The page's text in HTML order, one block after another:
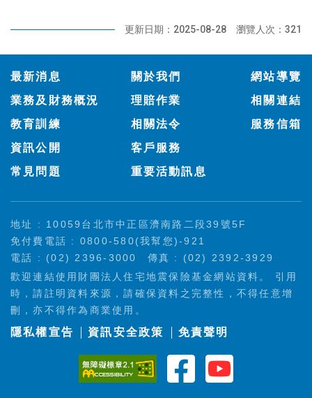
更新日期：2025-08-28 瀏覽人次：321
最新消息
關於我們
業務及財務概況
理賠作業
教育訓練
相關法令
資訊公開
客戶服務
常見問題
重要活動訊息
網站導覽
相關連結
服務信箱
地址 : 10059台北市中正區濟南路二段39號5F
免付費電話 : 0800-580(我幫您)-921
電話 : (02) 2396-3000
傳真 : (02) 2392-3929
歡迎連結使用財團法人住宅地震保險基金網站資料。 引用
時，請註明資料來源，請確保資料之完整性，不得任意增
刪，亦不得作為商業使用。
隱私權宣告 資訊安全政策 免責聲明